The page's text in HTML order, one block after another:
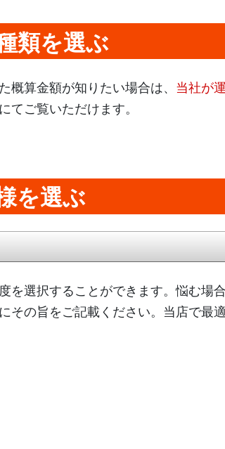
類を選ぶ
概算金額が知りたい場合は、 当社が
にてご覧いただけます。
を選ぶ
を選択することができます。悩む場合
その旨をご記載ください。当店で最